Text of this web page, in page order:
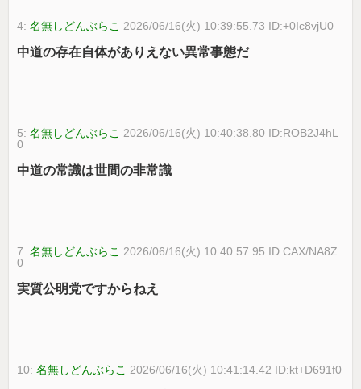
4:名無しどんぶらこ 2026/06/16(火) 10:39:55.73 ID:+0Ic8vjU0
中道の存在自体がありえない異常事態だ
5:名無しどんぶらこ 2026/06/16(火) 10:40:38.80 ID:ROB2J4hL
0
中道の常識は世間の非常識
7:名無しどんぶらこ 2026/06/16(火) 10:40:57.95 ID:CAX/NA8Z
0
実質公明党ですからねえ
10:名無しどんぶらこ 2026/06/16(火) 10:41:14.42 ID:kt+D691f0